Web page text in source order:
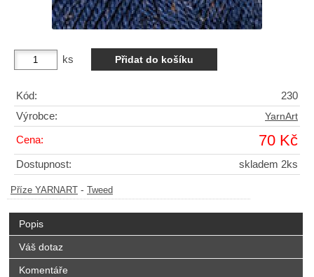
ks
Kód:
230
Výrobce:
YarnArt
Cena: 70 Kč
Dostupnost: skladem 2ks
Příze YARNART - Tweed
Popis
Váš dotaz
Komentáře